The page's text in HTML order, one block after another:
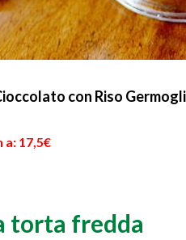
con Riso
17,5€
torta fredda